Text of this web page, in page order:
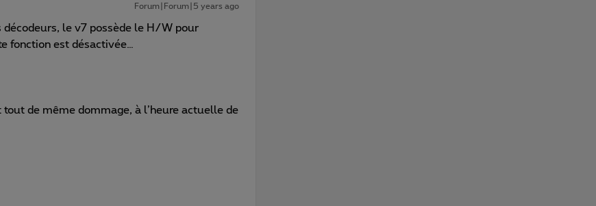
Forum|Forum|5 years ago
décodeurs, le v7 possède le H/W pour
fonction est désactivée…
tout de même dommage, à l’heure actuelle de